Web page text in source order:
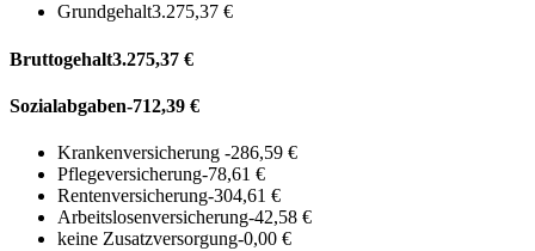
Grundgehalt3.275,37 €
Bruttogehalt3.275,37 €
Sozialabgaben-712,39 €
Krankenversicherung -286,59 €
Pflegeversicherung-78,61 €
Rentenversicherung-304,61 €
Arbeitslosenversicherung-42,58 €
keine Zusatzversorgung-0,00 €